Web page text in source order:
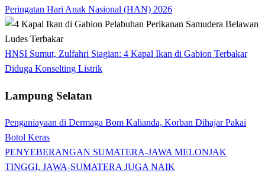
Peringatan Hari Anak Nasional (HAN) 2026
HNSI Sumut, Zulfahri Siagian: 4 Kapal Ikan di Gabion Terbakar
Diduga Konselting Listrik
Lampung Selatan
Penganiayaan di Dermaga Bom Kalianda, Korban Dihajar Pakai
Botol Keras
PENYEBERANGAN SUMATERA-JAWA MELONJAK
TINGGI, JAWA-SUMATERA JUGA NAIK